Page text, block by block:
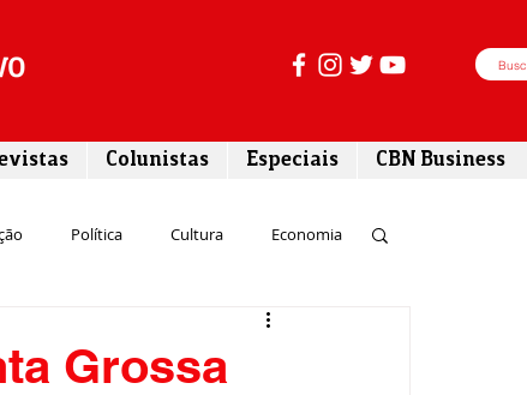
Colunistas Especiais CBN Business
Política Cultura Economia
Grossa